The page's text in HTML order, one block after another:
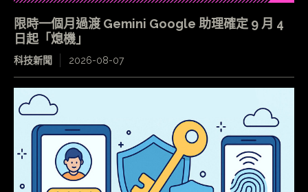
限時一個月過渡 Gemini Google 助理確定 9 月 4
日起「熄機」
科技新聞 2026-08-07